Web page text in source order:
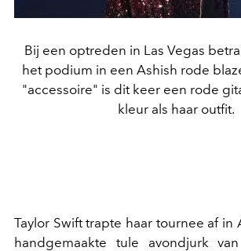
Bij een optreden in Las Vegas
het podium in een Ashish rode
"accessoire" is dit keer een rode
kleur als haar outfit.
Taylor Swift trapte haar tournee af in
handgemaakte tule avondjurk van